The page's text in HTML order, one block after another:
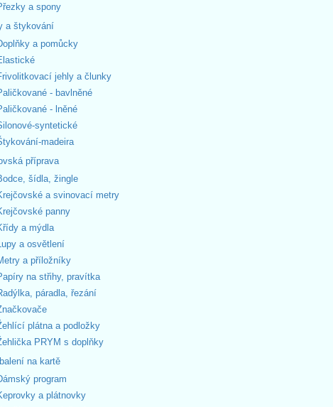
a spony
a štykování
a pomůcky
jehly a člunky
- bavlněné
- lněné
syntetické
madeira
příprava
šídla, žingle
a svinovací metry
panny
a mýdla
a osvětlení
a příložníky
na střihy, pravítka
páradla, řezání
plátna a podložky
PRYM s doplňky
na kartě
program
a plátnovky